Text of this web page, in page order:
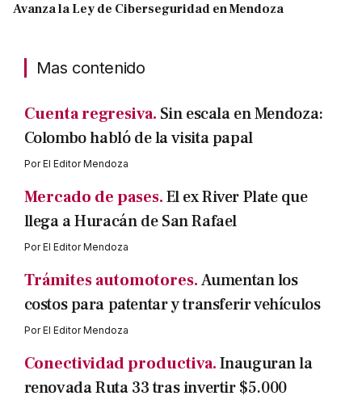
Avanza la Ley de Ciberseguridad en Mendoza
Mas contenido
Cuenta regresiva. Sin escala en Mendoza:
Colombo habló de la visita papal
PorEl Editor Mendoza
Mercado de pases.El ex River Plate que
llega a Huracán de San Rafael
PorEl Editor Mendoza
Trámites automotores.Aumentan los
costos para patentar y transferir vehículos
PorEl Editor Mendoza
Conectividad productiva.Inauguran la
renovada Ruta 33 tras invertir $5.000